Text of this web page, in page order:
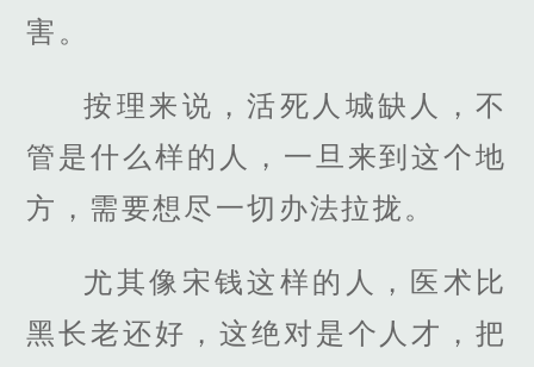
害。
按理来说，活死人城缺人，不
管是什么样的人，一旦来到这个地
方，需要想尽一切办法拉拢。
尤其像宋钱这样的人，医术比
黑长老还好，这绝对是个人才，把